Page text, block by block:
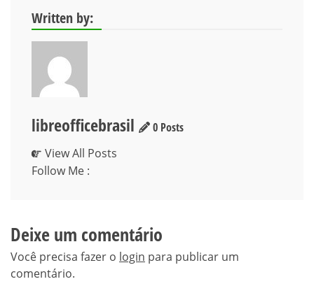
Written by:
libreofficebrasil
0 Posts
View All Posts
Follow Me :
Deixe um comentário
Você precisa fazer o login para publicar um
comentário.